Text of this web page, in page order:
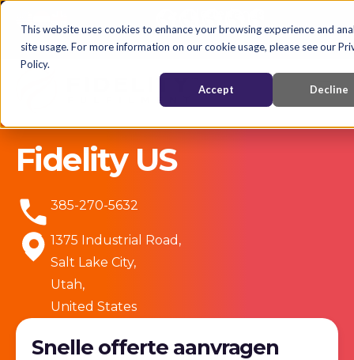
This website uses cookies to enhance your browsing experience and
site usage. For more information on our cookie usage, please see our
Policy.
Accept Decline
English
Nederlands
Fidelity US
385-270-5632
1375 Industrial Road,
Salt Lake City,
Utah,
United States
Snelle offerte aanvragen